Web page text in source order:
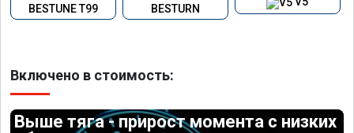
BESTUNE T99 BESTURN
Включено в стоимость:
Выше тяга - прирост момента с низких